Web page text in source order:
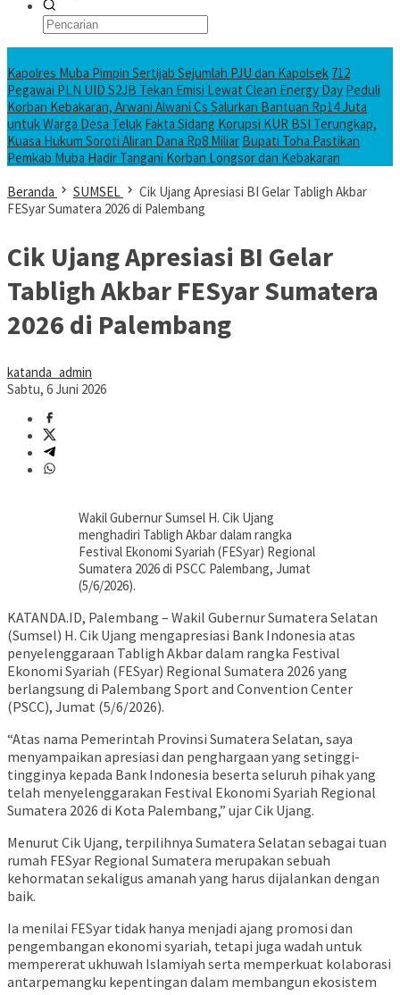
Kapolres Muba Pimpin Sertijab Sejumlah PJU dan Kapolsek 712
Pegawai PLN UID S2JB Tekan Emisi Lewat Clean Energy Day Peduli
Korban Kebakaran, Arwani Alwani Cs Salurkan Bantuan Rp14 Juta
untuk Warga Desa Teluk Fakta Sidang Korupsi KUR BSI Terungkap,
Kuasa Hukum Soroti Aliran Dana Rp8 Miliar Bupati Toha Pastikan
Pemkab Muba Hadir Tangani Korban Longsor dan Kebakaran
Beranda
SUMSEL
Cik Ujang Apresiasi BI Gelar Tabligh Akbar
FESyar Sumatera 2026 di Palembang
Cik Ujang Apresiasi BI Gelar
Tabligh Akbar FESyar Sumatera
2026 di Palembang
katanda_admin
Sabtu, 6 Juni 2026
Wakil Gubernur Sumsel H. Cik Ujang
menghadiri Tabligh Akbar dalam rangka
Festival Ekonomi Syariah (FESyar) Regional
Sumatera 2026 di PSCC Palembang, Jumat
(5/6/2026).
KATANDA.ID, Palembang – Wakil Gubernur Sumatera Selatan
(Sumsel) H. Cik Ujang mengapresiasi Bank Indonesia atas
penyelenggaraan Tabligh Akbar dalam rangka Festival
Ekonomi Syariah (FESyar) Regional Sumatera 2026 yang
berlangsung di Palembang Sport and Convention Center
(PSCC), Jumat (5/6/2026).
“Atas nama Pemerintah Provinsi Sumatera Selatan, saya
menyampaikan apresiasi dan penghargaan yang setinggi-
tingginya kepada Bank Indonesia beserta seluruh pihak yang
telah menyelenggarakan Festival Ekonomi Syariah Regional
Sumatera 2026 di Kota Palembang,” ujar Cik Ujang.
Menurut Cik Ujang, terpilihnya Sumatera Selatan sebagai tuan
rumah FESyar Regional Sumatera merupakan sebuah
kehormatan sekaligus amanah yang harus dijalankan dengan
baik.
Ia menilai FESyar tidak hanya menjadi ajang promosi dan
pengembangan ekonomi syariah, tetapi juga wadah untuk
mempererat ukhuwah Islamiyah serta memperkuat kolaborasi
antarpemangku kepentingan dalam membangun ekosistem